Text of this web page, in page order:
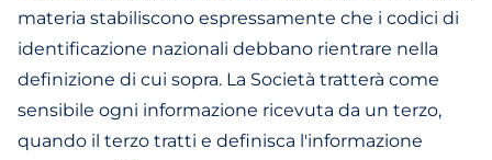
materia stabiliscono espressamente che i codici di
identificazione nazionali debbano rientrare nella
definizione di cui sopra. La Società tratterà come
sensibile ogni informazione ricevuta da un terzo,
quando il terzo tratti e definisca l'informazione